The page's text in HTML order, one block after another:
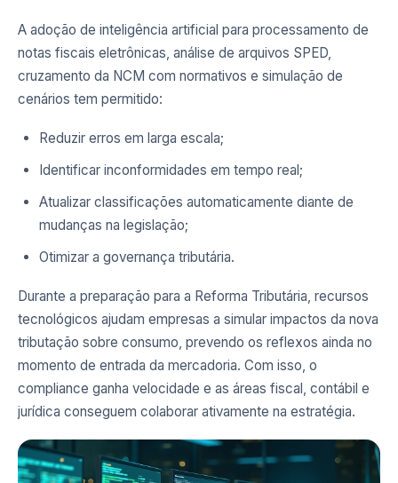
A adoção de inteligência artificial para processamento de
notas fiscais eletrônicas, análise de arquivos SPED,
cruzamento da NCM com normativos e simulação de
cenários tem permitido:
Reduzir erros em larga escala;
Identificar inconformidades em tempo real;
Atualizar classificações automaticamente diante de
mudanças na legislação;
Otimizar a governança tributária.
Durante a preparação para a Reforma Tributária, recursos
tecnológicos ajudam empresas a simular impactos da nova
tributação sobre consumo, prevendo os reflexos ainda no
momento de entrada da mercadoria. Com isso, o
compliance ganha velocidade e as áreas fiscal, contábil e
jurídica conseguem colaborar ativamente na estratégia.